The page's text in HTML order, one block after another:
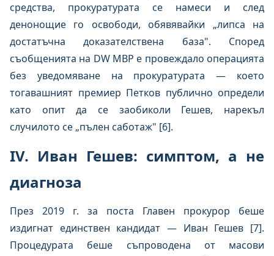
средства, прокуратурата се намеси и след
денонощие го освободи, обявявайки „липса на
достатъчна доказателствена база". Според
съобщенията на DW МВР е провеждало операцията
без уведомяване на прокуратурата — което
тогавашният премиер Петков публично определи
като опит да се заобиколи Гешев, нарекъл
случилото се „пълен саботаж" [6].
IV. Иван Гешев: симптом, а не
диагноза
През 2019 г. за поста Главен прокурор беше
издигнат единствен кандидат — Иван Гешев [7].
Процедурата беше съпроводена от масови